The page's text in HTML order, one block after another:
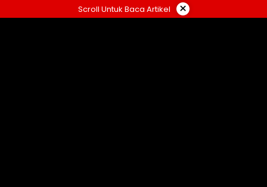
ke
Scroll Untuk Baca Artikel ×